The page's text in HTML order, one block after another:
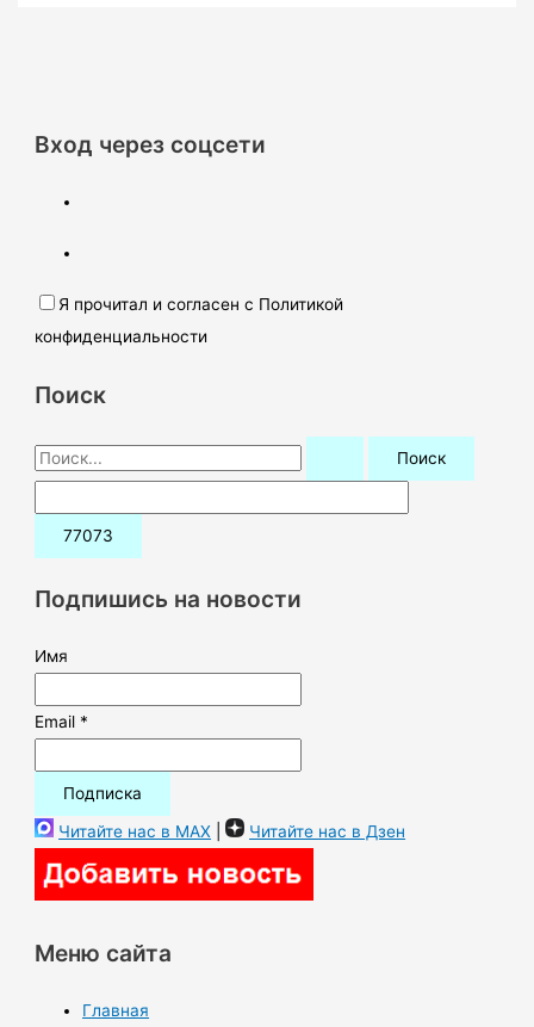
Вход через соцсети
Я прочитал и согласен с Политикой
конфиденциальности
Поиск
П
о
и
:Подпишись на новости
Имя
Email *
Читайте нас в MAX | Читайте нас в Дзен
Меню сайта
Главная